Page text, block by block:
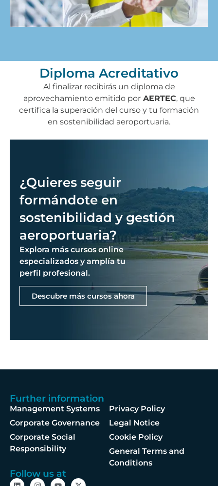
Diploma Acreditativo
Al finalizar recibirás un diploma de
aprovechamiento emitido porAERTEC, que
certifica la superación del curso y tu formación
en sostenibilidad aeroportuaria.
¿Quieres seguir
formándote en
sostenibilidad y gestión
aeroportuaria?
Explora más cursos online
especializados y amplía tu
perfil profesional.
Descubre más cursos ahora
Further information
Management Systems
Corporate Governance
Corporate Social
Responsibility
Privacy Policy
Legal Notice
Cookie Policy
General Terms and
Conditions
Follow us at